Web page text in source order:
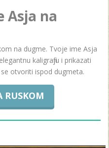
Asja na
na dugme. Tvoje ime Asja
kaligrafiju i prikazati
otvoriti ispod dugmeta.
RUSKOM